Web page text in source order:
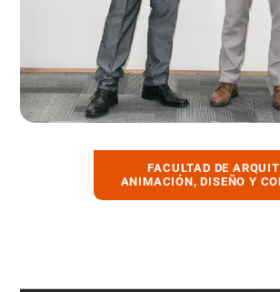
FACULTAD DE
ANIMACIÓN, DISEÑO Y
30 enero, 2023
Programa de residencias